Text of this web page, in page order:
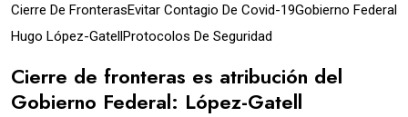
Cierre De FronterasEvitar Contagio De Covid-19Gobierno Federal
Hugo López-GatellProtocolos De Seguridad
Cierre de fronteras es atribución del
Gobierno Federal: López-Gatell